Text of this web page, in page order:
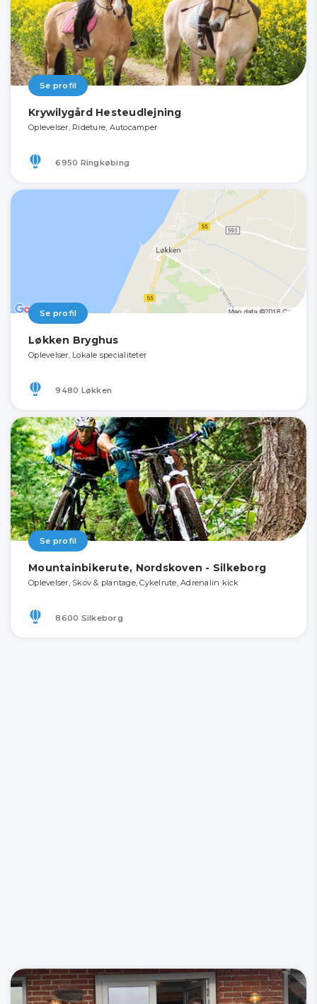
Se profil
Krywilygård Hesteudlejning
Oplevelser, Rideture, Autocamper
6950 Ringkøbing
Se profil
Løkken Bryghus
Oplevelser, Lokale specialiteter
9480 Løkken
Se profil
Mountainbikerute, Nordskoven - Silkeborg
Oplevelser, Skov & plantage, Cykelrute, Adrenalin kick
8600 Silkeborg